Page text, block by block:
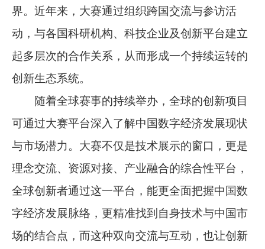
界。近年来，大赛通过组织跨国交流与参访活
动，与各国科研机构、科技企业及创新平台建立
起多层次的合作关系，从而形成一个持续运转的
创新生态系统。
随着全球赛事的持续举办，全球的创新项目
可通过大赛平台深入了解中国数字经济发展现状
与市场潜力。大赛不仅是技术展示的窗口，更是
理念交流、资源对接、产业融合的综合性平台，
全球创新者通过这一平台，能更全面把握中国数
字经济发展脉络，更精准找到自身技术与中国市
场的结合点，而这种双向交流与互动，也让创新